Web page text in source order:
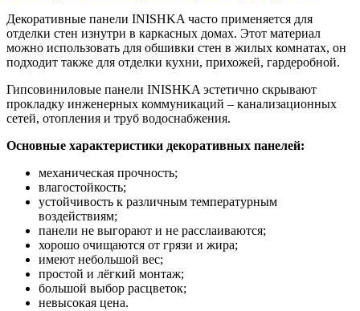
Декоративные панели INISHKA часто применяется для
отделки стен изнутри в каркасных домах. Этот материал
можно использовать для обшивки стен в жилых комнатах, он
подходит также для отделки кухни, прихожей, гардеробной.
Гипсовиниловые панели INISHKA эстетично скрывают
прокладку инженерных коммуникаций – канализационных
сетей, отопления и труб водоснабжения.
Основные характеристики декоративных панелей:
механическая прочность;
влагостойкость;
устойчивость к различным температурным
воздействиям;
панели не выгорают и не расслаиваются;
хорошо очищаются от грязи и жира;
имеют небольшой вес;
простой и лёгкий монтаж;
большой выбор расцветок;
невысокая цена.